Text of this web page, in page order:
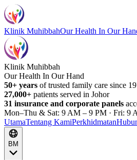
Klinik MuhibbahOur Health In Our
Klinik Muhibbah
Our Health In Our Hand
50+ years of trusted family care since
27,000+ patients served in Johor
31 insurance and corporate panels
Mon–Thu & Sat: 9 AM – 9 PM · Fri: 9
UtamaTentang KamiPerkhidmatan
BM